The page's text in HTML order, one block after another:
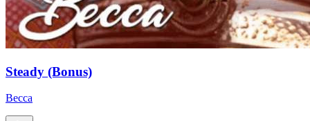
Steady (Bonus)
Becca